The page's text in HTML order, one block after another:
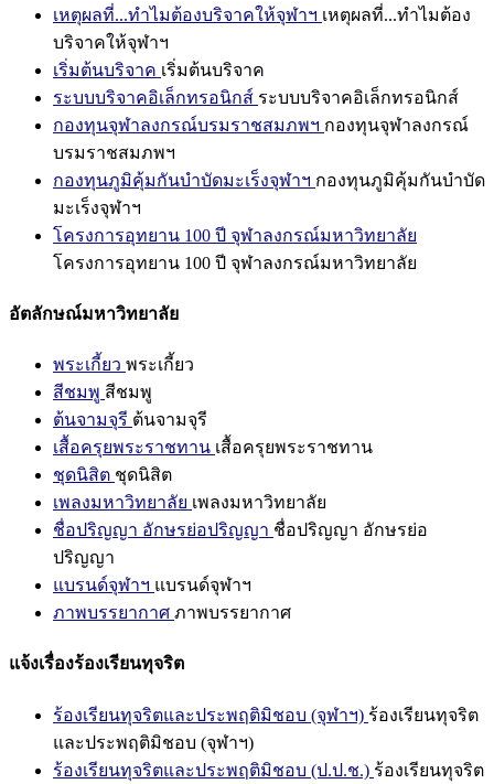
เหตุผลที่...ทำไมต้องบริจาคให้จุฬาฯ เหตุผลที่...ทำไมต้อง
บริจาคให้จุฬาฯ
เริ่มต้นบริจาค เริ่มต้นบริจาค
ระบบบริจาคอิเล็กทรอนิกส์ ระบบบริจาคอิเล็กทรอนิกส์
กองทุนจุฬาลงกรณ์บรมราชสมภพฯ กองทุนจุฬาลงกรณ์
บรมราชสมภพฯ
กองทุนภูมิคุ้มกันบำบัดมะเร็งจุฬาฯ กองทุนภูมิคุ้มกันบำบัด
มะเร็งจุฬาฯ
โครงการอุทยาน 100 ปี จุฬาลงกรณ์มหาวิทยาลัย
โครงการอุทยาน 100 ปี จุฬาลงกรณ์มหาวิทยาลัย
อัตลักษณ์มหาวิทยาลัย
พระเกี้ยว พระเกี้ยว
สีชมพู สีชมพู
ต้นจามจุรี ต้นจามจุรี
เสื้อครุยพระราชทาน เสื้อครุยพระราชทาน
ชุดนิสิต ชุดนิสิต
เพลงมหาวิทยาลัย เพลงมหาวิทยาลัย
ชื่อปริญญา อักษรย่อปริญญา ชื่อปริญญา อักษรย่อ
ปริญญา
แบรนด์จุฬาฯ แบรนด์จุฬาฯ
ภาพบรรยากาศ ภาพบรรยากาศ
แจ้งเรื่องร้องเรียนทุจริต
ร้องเรียนทุจริตและประพฤติมิชอบ (จุฬาฯ) ร้องเรียนทุจริต
และประพฤติมิชอบ (จุฬาฯ)
ร้องเรียนทุจริตและประพฤติมิชอบ (ป.ป.ช.) ร้องเรียนทุจริต